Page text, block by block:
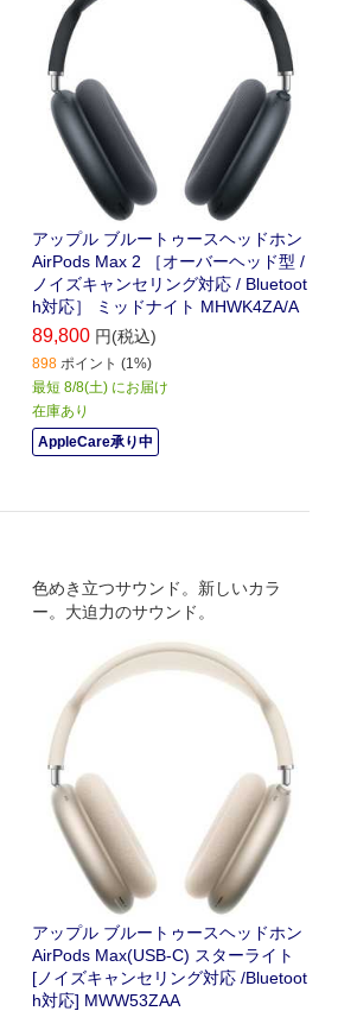
アップル ブルートゥースヘッドホン
AirPods Max 2 ［オーバーヘッド型 /
ノイズキャンセリング対応 / Bluetoot
h対応］ ミッドナイト MHWK4ZA/A
89,800 円(税込)
898 ポイント (1%)
最短 8/8(土) にお届け
在庫あり
AppleCare承り中
色めき立つサウンド。新しいカラ
ー。大迫力のサウンド。
アップル ブルートゥースヘッドホン
AirPods Max(USB-C) スターライト
[ノイズキャンセリング対応 /Bluetoot
h対応] MWW53ZAA